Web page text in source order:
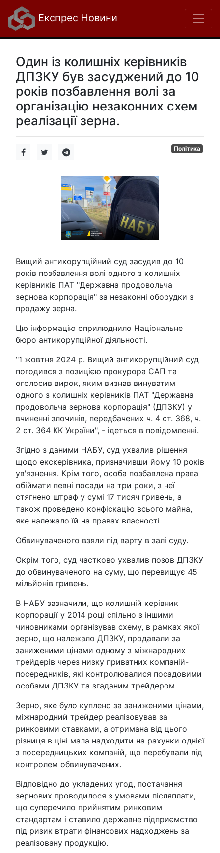
Експрес Новини
Один із колишніх керівників
ДПЗКУ був засуджений до 10
років позбавлення волі за
організацію незаконних схем
реалізації зерна.
Політика
Вищий антикорупційний суд засудив до 10
років позбавлення волі одного з колишніх
керівників ПАТ "Державна продовольча
зернова корпорація" за незаконні оборудки з
продажу зерна.
Цю інформацію оприлюднило Національне
бюро антикорупційної діяльності.
"1 жовтня 2024 р. Вищий антикорупційний суд
погодився з позицією прокурора САП та
оголосив вирок, яким визнав винуватим
одного з колишніх керівників ПАТ "Державна
продовольча зернова корпорація" (ДПЗКУ) у
вчиненні злочинів, передбачених ч. 4 ст. 368, ч.
2 ст. 364 КК України", - ідеться в повідомленні.
Згідно з даними НАБУ, суд ухвалив рішення
щодо екскерівника, призначивши йому 10 років
ув'язнення. Крім того, особа позбавлена права
обіймати певні посади на три роки, з неї
стягнено штраф у сумі 17 тисяч гривень, а
також проведено конфіскацію всього майна,
яке належало їй на правах власності.
Обвинуваченого взяли під варту в залі суду.
Окрім того, суд частково ухвалив позов ДПЗКУ
до обвинуваченого на суму, що перевищує 45
мільйонів гривень.
В НАБУ зазначили, що колишній керівник
корпорації у 2014 році спільно з іншими
чиновниками організував схему, в рамках якої
зерно, що належало ДПЗКУ, продавали за
заниженими цінами одному з міжнародних
трейдерів через низку приватних компаній-
посередників, які контролювалися посадовими
особами ДПЗКУ та згаданим трейдером.
Зерно, яке було куплено за заниженими цінами,
міжнародний трейдер реалізовував за
ринковими ставками, а отримана від цього
різниця в ціні мала надходити на рахунки однієї
з посередницьких компаній, що перебували під
контролем обвинувачених.
Відповідно до укладених угод, постачання
зернових проводилося з умовами післяплати,
що суперечило прийнятим ринковим
стандартам і ставило державне підприємство
під ризик втрати фінансових надходжень за
реалізовану продукцію.